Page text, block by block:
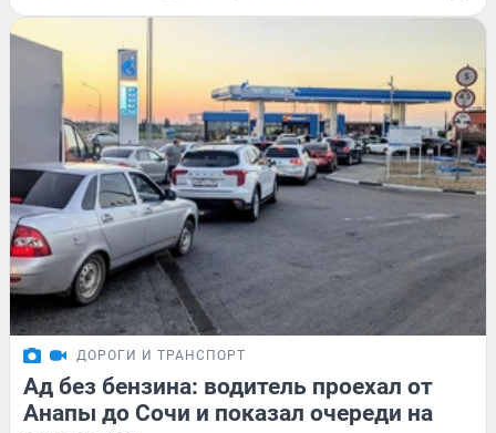
ДОРОГИ И ТРАНСПОРТ
Ад без бензина: водитель проехал от
Анапы до Сочи и показал очереди на